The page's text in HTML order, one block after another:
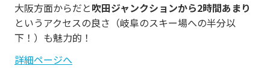
大阪方面からだと吹田ジャンクションから2時間あまり
というアクセスの良さ（岐阜のスキー場への半分以
下！）も魅力的！
詳細ページへ